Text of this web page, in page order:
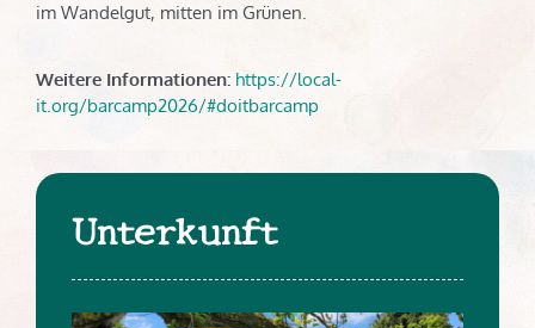
im Wandelgut, mitten im Grünen.
Weitere Informationen: https://local-
it.org/barcamp2026/#doitbarcamp
Unterkunft